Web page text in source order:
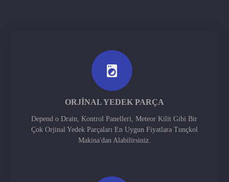
ORJINAL YEDEK PARÇA
Depend o Drain, Kontrol Panelleri, Meteor Kilit Gibi Bir
Çok Orjinal Yedek Parçaları En Uygun Fiyatlara Tunçkol
Makina'dan Alabilirsiniz.